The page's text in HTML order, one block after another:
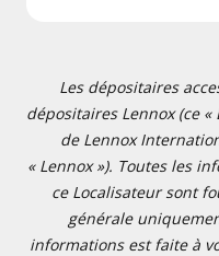
Les dépositaires
dépositaires Lennox (ce
de Lennox
« Lennox »). Toutes les
ce Localisateur sont
générale
informations est faite à